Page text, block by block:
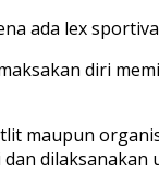
ada lex
diri
maupun